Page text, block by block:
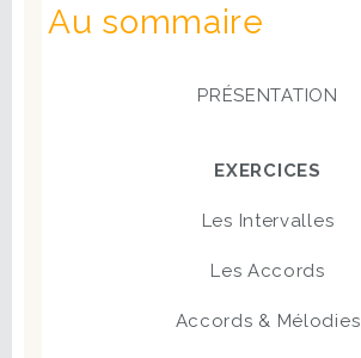
Au sommaire
PRÉSENTATION
EXERCICES
Les Intervalles
Les Accords
Accords & Mélodies